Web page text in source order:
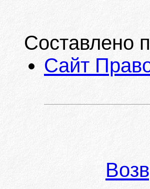
Составлено
Сайт